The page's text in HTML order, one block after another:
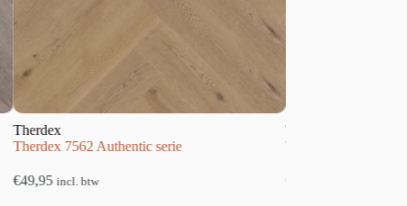
Therdex
Therdex 7562 Authentic serie
€49,95 incl. btw
Therdex
Therdex 4030 Tapis
€